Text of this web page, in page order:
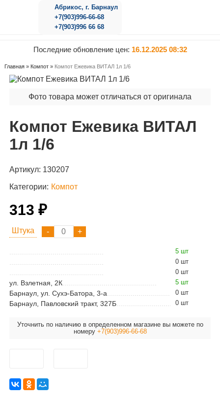
Абрикос, г. Барнаул
+7(903)996-66-68
+7(903)996 66 68
Последние обновление цен: 16.12.2025 08:32
Главная» Компот» Компот Ежевика ВИТАЛ 1л 1/6
Фото товара может отличаться от оригинала
Компот Ежевика ВИТАЛ
1л 1/6
Артикул: 130207
Категории: Компот
313 ₽
Штука
5 шт
0 шт
0 шт
ул. Взлетная, 2К 5 шт
Барнаул, ул. Сухэ-Батора, 3-а 0 шт
Барнаул, Павловский тракт, 327Б 0 шт
Уточнить по наличию в определенном магазине вы можете по
номеру +7(903)996-66-68